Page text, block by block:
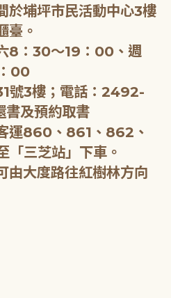
於埔坪市民活動中心3樓
臺。
8：30～19：00、週
00
號3樓；電話：2492-
及預約取書
運860、861、862、
三芝站」下車。
由大度路往紅樹林方向